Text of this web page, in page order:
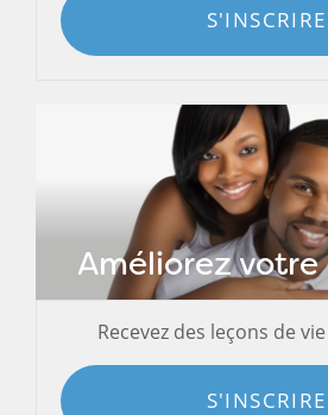
S'INSCRIRE
Améliorez
Recevez des leçons de
S'INSCRIRE